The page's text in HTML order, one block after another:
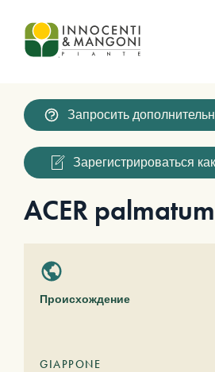
Skip to main content
Запросить
Зарегистрироваться
ACER
Происхождение
GIAPPONE